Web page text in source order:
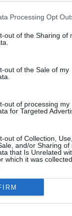
Processing Opt
out of the Sharing of
out of the Sale of my
out of processing my
for Targeted
out of Collection, Use,
and/or Sharing of
that Is Unrelated
which it was collected.
пријателите